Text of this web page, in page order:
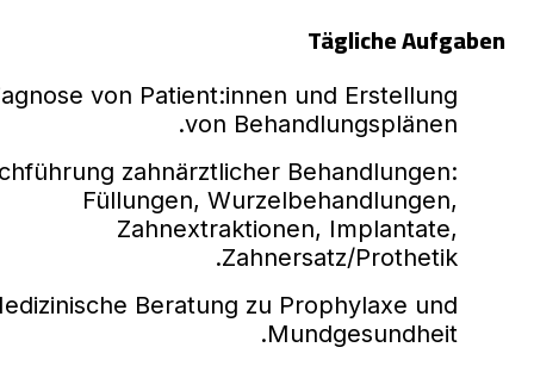
Tägliche Aufgaben
von Patient:innen und Erstellung
von Behandlungsplänen.
zahnärztlicher Behandlungen:
Füllungen, Wurzelbehandlungen,
Zahnextraktionen, Implantate,
Zahnersatz/Prothetik.
Beratung zu Prophylaxe und
Mundgesundheit.